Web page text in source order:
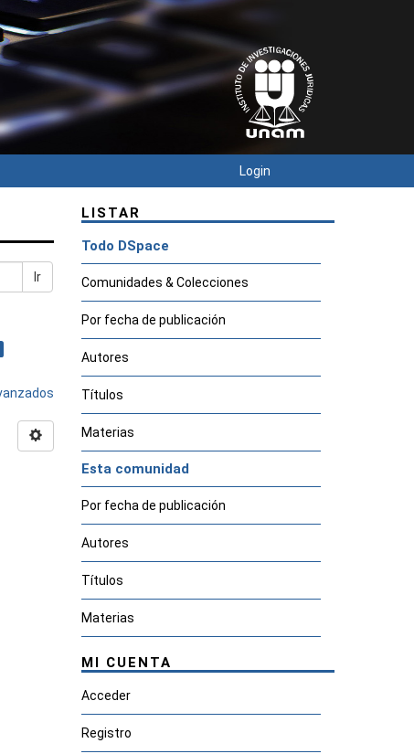
Login
Ir
LISTAR
Todo DSpace
Comunidades & Colecciones
Por fecha de publicación
Autores
Títulos
Materias
Esta comunidad
Por fecha de publicación
Autores
Títulos
Materias
MI CUENTA
Acceder
Registro